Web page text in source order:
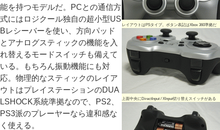
レイアウトはPSタイプ。ボタン表記はXbox 360準拠だ
上面中央にDirectInput / XInput切り替えスイッチがある
能を持つモデルだ。PCとの通信方
式にはロジクール独自の超小型US
Bレシーバーを使い、方向パッド
とアナログスティックの機能を入
れ替えるモードスイッチも備えて
いる。もちろん振動機能にも対
応。物理的なスティックのレイア
ウトはプレイステーションのDUA
LSHOCK系統準拠なので、PS2、
PS3派のプレーヤーなら違和感な
く使える。